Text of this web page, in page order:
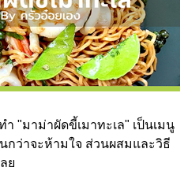
"มาม่าผัดขี้เมาทะเล" เป็นเมนู
ว่าจะห้ามใจ ส่วนผสมและวิธี
ย